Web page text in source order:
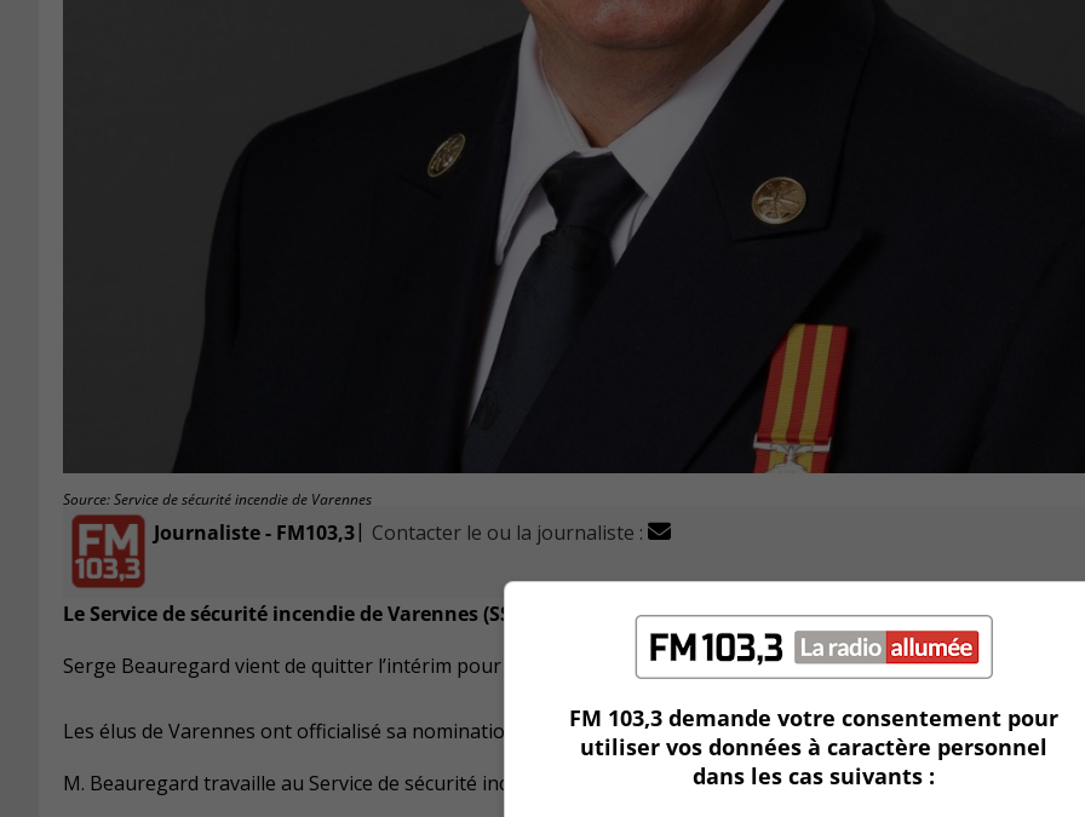
Source: Service de sécurité incendie de Varennes
Journaliste - FM103,3| Contacter le ou la journaliste :
Le Service de sécurité incendie de Varennes (SSIV) a un nouveau directeur.
Serge Beauregard vient de quitter l’intérim pour occuper cette fonction de façon officielle.
Les élus de Varennes ont officialisé sa nomination lors du dernier conseil municipal.
M. Beauregard travaille au Service de sécurité incendie de Varennes depuis 1993.
FM 103,3 demande votre consentement pour
utiliser vos données à caractère personnel
dans les cas suivants :